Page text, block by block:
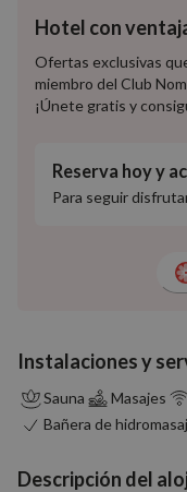
Hotel con
Ofertas exclusivas
miembro del Club
¡Únete gratis y
Reserva hoy y
Para seguir
Instalaciones y
Sauna Masajes
Bañera de
Descripción del